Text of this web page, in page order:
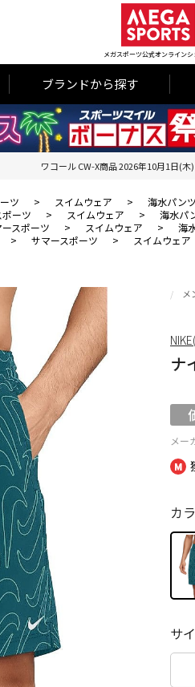
メガスポーツ公式オンライン
ブランドから探す
ワコール CW-X商品 2026年10月1日(
ツ > スイムウェア > 海水パン
ーツ > スイムウェア > 海水パ
スポーツ > スイムウェア > 海
> サマースポーツ > スイムウェア
メ
ナ
メー
カ
サ